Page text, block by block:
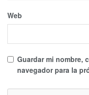
Web
Guardar mi nombre,
navegador para la